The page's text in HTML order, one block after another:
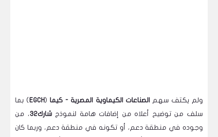
ولم يكتف سهم الصناعات الكيماوية المصرية - كيما(
EGCH ) بما
سلف من توضيح أعلاه من إضافات هامة لنموذجشارك32
، من
وجوده في منطقة دعم، أو تكونه في منطقة دعم، وربما كان